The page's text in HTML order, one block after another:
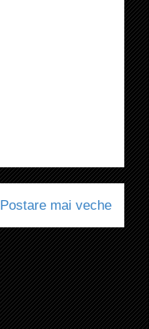
Postare mai veche